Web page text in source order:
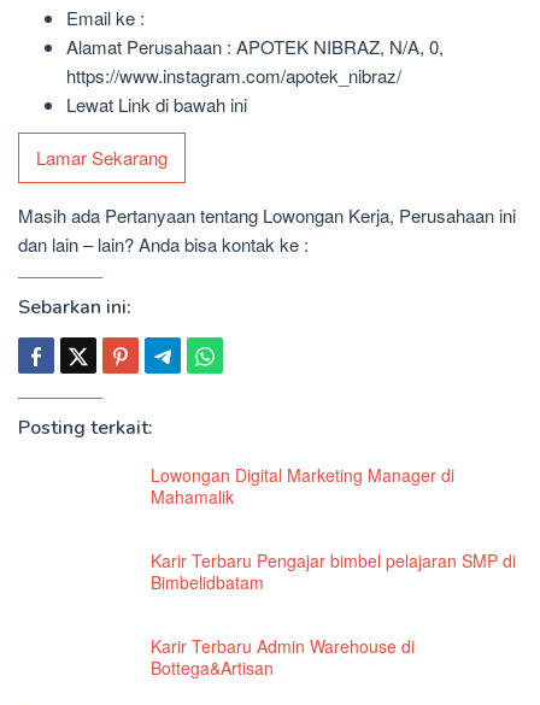
Email ke :
Alamat Perusahaan : APOTEK NIBRAZ, N/A, 0,
https://www.instagram.com/apotek_nibraz/
Lewat Link di bawah ini
Lamar Sekarang
Masih ada Pertanyaan tentang Lowongan Kerja, Perusahaan ini
dan lain – lain? Anda bisa kontak ke :
Sebarkan ini:
Posting terkait:
Lowongan Digital Marketing Manager di
Mahamalik
Karir Terbaru Pengajar bimbel pelajaran SMP di
Bimbelidbatam
Karir Terbaru Admin Warehouse di
Bottega&Artisan